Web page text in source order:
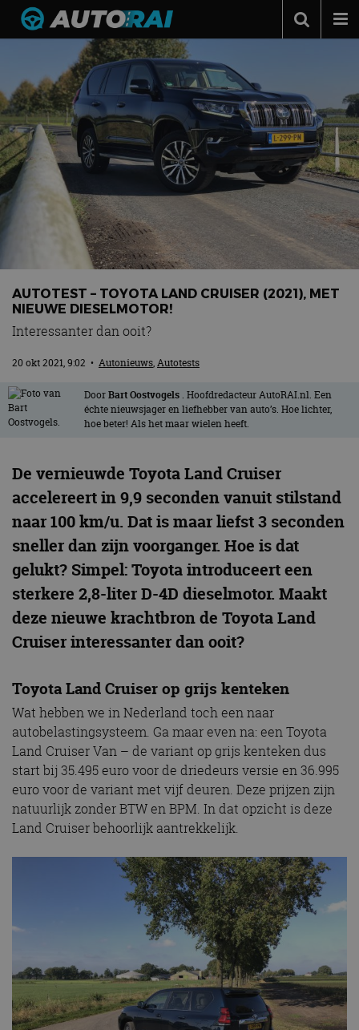
Autonieuws
Podcast
Autotests
Automerken
Adverteren
Contact
MotorRAI.nl
AUTOTEST – TOYOTA LAND CRUISER (2021), MET
NIEUWE DIESELMOTOR!
Interessanter dan ooit?
20 okt 2021, 9:02 • Autonieuws,Autotests
DoorBart Oostvogels . Hoofdredacteur AutoRAI.nl. Een
échte nieuwsjager en liefhebber van auto’s. Hoe lichter,
hoe beter! Als het maar wielen heeft.
De vernieuwde Toyota Land Cruiser
accelereert in 9,9 seconden vanuit stilstand
naar 100 km/u. Dat is maar liefst 3 seconden
sneller dan zijn voorganger. Hoe is dat
gelukt? Simpel: Toyota introduceert een
sterkere 2,8-liter D-4D dieselmotor. Maakt
deze nieuwe krachtbron de Toyota Land
Cruiser interessanter dan ooit?
Toyota Land Cruiser op grijs kenteken
Wat hebben we in Nederland toch een naar
autobelastingsysteem. Ga maar even na: een Toyota
Land Cruiser Van – de variant op grijs kenteken dus
start bij 35.495 euro voor de driedeurs versie en 36.995
euro voor de variant met vijf deuren. Deze prijzen zijn
natuurlijk zonder BTW en BPM. In dat opzicht is deze
Land Cruiser behoorlijk aantrekkelijk.